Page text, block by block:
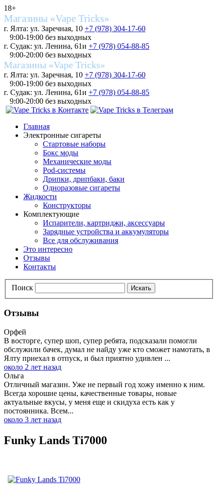
18+
Магазины «Vape Tricks»
г. Ялта: ул. Заречная, 10 +7 (978) 304-17-60
9:00-19:00 без выходных
г. Судак: ул. Ленина, 61и +7 (978) 054-88-85
9:00-20:00 без выходных
Магазины «Vape Tricks»
г. Ялта: ул. Заречная, 10 +7 (978) 304-17-60
9:00-19:00 без выходных
г. Судак: ул. Ленина, 61и +7 (978) 054-88-85
9:00-20:00 без выходных
Главная
Электронные сигареты
Стартовые наборы
Бокс моды
Механические моды
Pod-системы
Дрипки, дрипбаки, баки
Одноразовые сигареты
Жидкости
Конструкторы
Комплектующие
Испарители, картриджи, аксессуары
Зарядные устройства и аккумуляторы
Все для обслуживания
Это интересно
Отзывы
Контакты
Поиск Искать
Отзывы
Орфей
В восторге, супер шоп, супер ребята, подсказали помогли
обслужили бачек, думал не найду уже кто сможет намотать, в
Ялту приехал в отпуск, и был приятно удивлен ...
около 2 лет назад
Ольга
Отличный магазин. Уже не первый год хожу именно к ним.
Всегда хорошие цены, качественные товары, новые
актуальные вкусы, у меня еще и скидуха есть как у
постоянника. Всем...
около 3 лет назад
Funky Lands Ti7000